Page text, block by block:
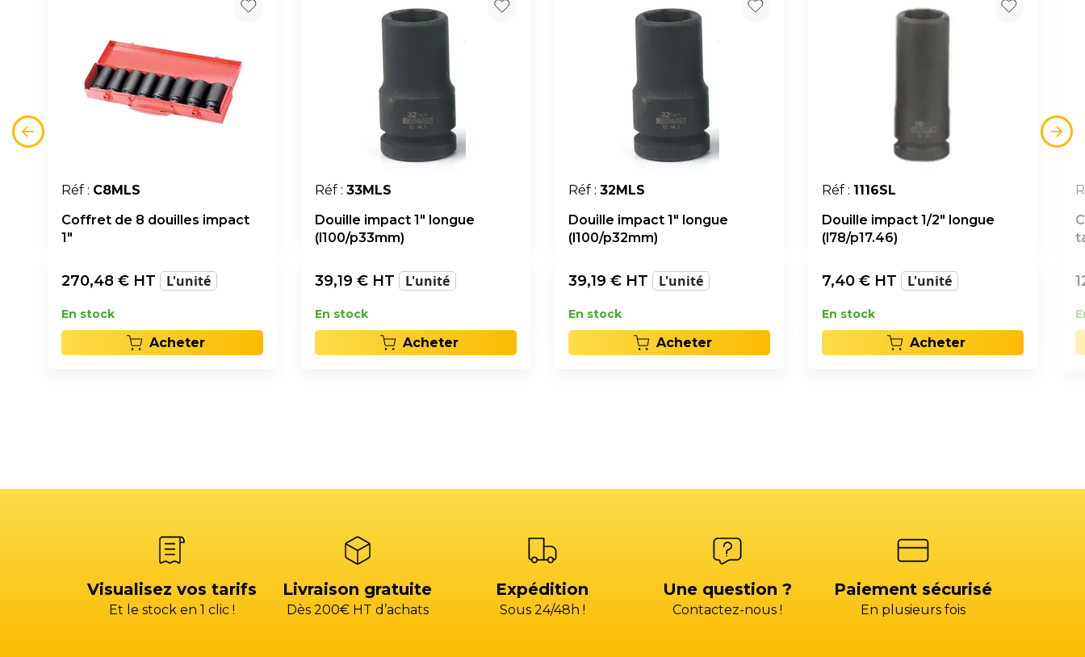
Réf : C8MLS
Coffret de 8 douilles impact
1"
270,48 € HT L'unité
En stock
Acheter
Réf : 33MLS
Douille impact 1" longue
(l100/p33mm)
39,19 € HT L'unité
En stock
Acheter
Réf : 32MLS
Douille impact 1" longue
(l100/p32mm)
39,19 € HT L'unité
En stock
Acheter
Réf : 1116SL
Douille impact 1/2" longue
(l78/p17.46)
7,40 € HT L'unité
En stock
Acheter
Visualisez vos tarifs
Et le stock en 1 clic !
Livraison gratuite
Dès 200€ HT d’achats
Expédition
Sous 24/48h !
Une question ?
Contactez-nous !
Paiement sécurisé
En plusieurs fois